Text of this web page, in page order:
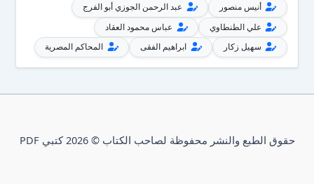
أنيس منصور
عبد الرحمن الجوزي أبو الفرج
علي الطنطاوي
عباس محمود العقاد
سهيل زكار
ابراهيم الفقى المحاكم المصرية
حقوق الطبع والنشر محفوظة لصاحب الكتاب © 2026 كتبي PDF